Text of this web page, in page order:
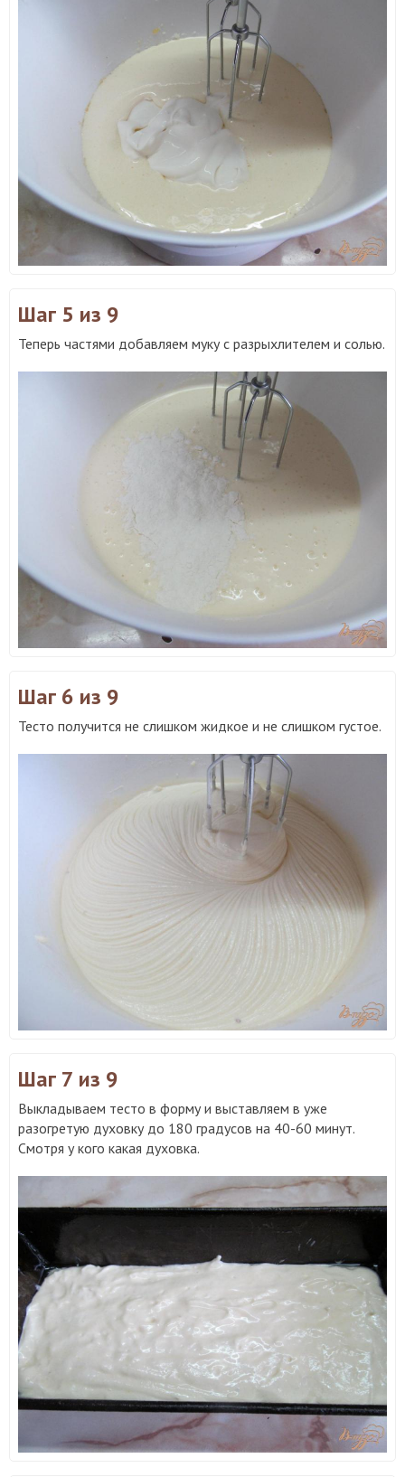
Шаг 5 из 9
Теперь частями добавляем муку с разрыхлителем и солью.
Шаг 6 из 9
Тесто получится не слишком жидкое и не слишком густое.
Шаг 7 из 9
Выкладываем тесто в форму и выставляем в уже
разогретую духовку до 180 градусов на 40-60 минут.
Смотря у кого какая духовка.